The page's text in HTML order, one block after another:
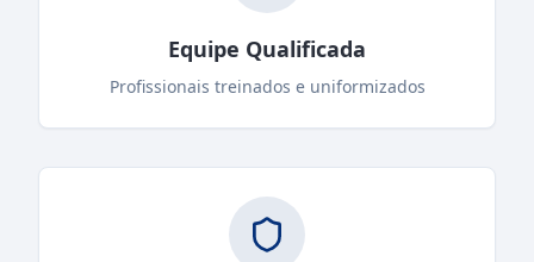
Equipe Qualificada
Profissionais treinados e uniformizados